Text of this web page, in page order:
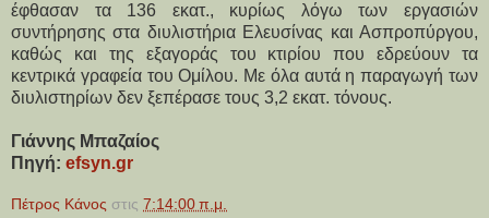
έφθασαν τα 136 εκατ., κυρίως λόγω των εργασιών
συντήρησης στα διυλιστήρια Ελευσίνας και Ασπροπύργου,
καθώς και της εξαγοράς του κτιρίου που εδρεύουν τα
κεντρικά γραφεία του Ομίλου. Με όλα αυτά η παραγωγή των
διυλιστηρίων δεν ξεπέρασε τους 3,2 εκατ. τόνους.
Γιάννης Μπαζαίος
Πηγή: efsyn.gr
Πέτρος Κάνος στις 7:14:00 π.μ.